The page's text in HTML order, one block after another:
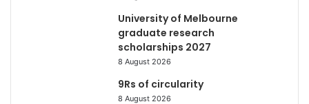
University of Melbourne
graduate research
scholarships 2027
8 August 2026
9Rs of circularity
8 August 2026